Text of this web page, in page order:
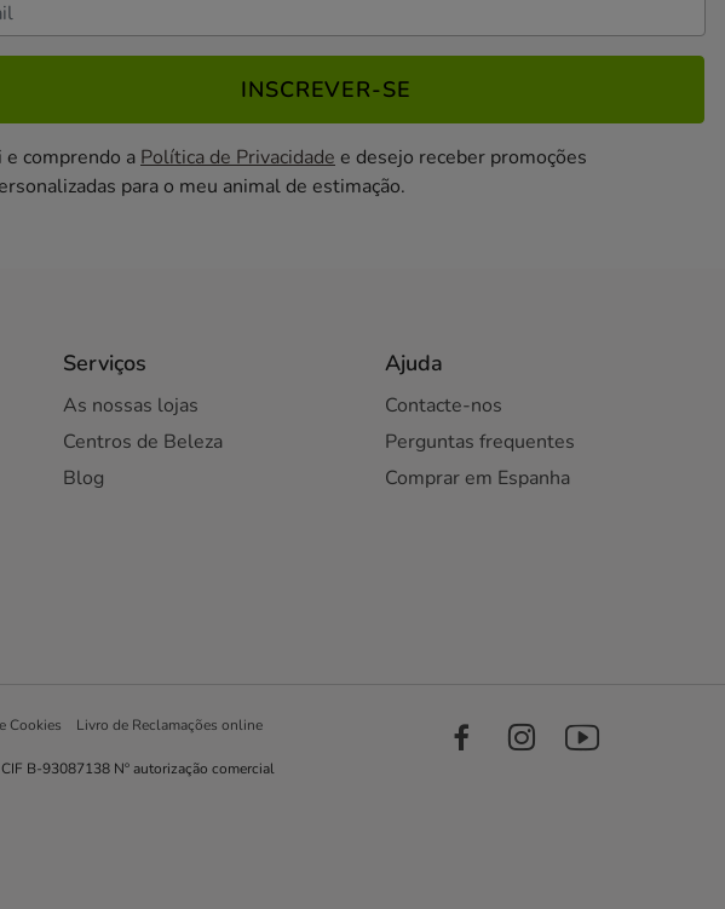
INSCREVER-SE
e comprendo a Política de Privacidade e desejo receber promoções
para o meu animal de estimação.
Serviços
As nossas lojas
Centros de Beleza
Blog
Ajuda
Contacte-nos
Perguntas frequentes
Comprar em Espanha
Cookies Livro de Reclamações online
B-93087138 Nº autorização comercial